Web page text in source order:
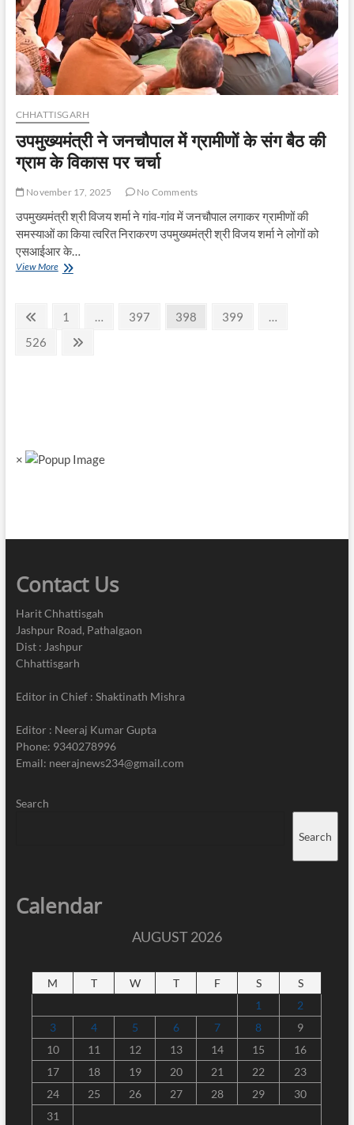
को
मिलेगी
सिंचाई
सुविधा–
उपमुख्यमंत्री
विजय
शर्मा
CHHATTISGARH
उपमुख्यमंत्री ने जनचौपाल में ग्रामीणों के संग बैठ की
ग्राम के विकास पर चर्चा
November 17, 2025 No Comments
उपमुख्यमंत्री श्री विजय शर्मा ने गांव-गांव में जनचौपाल लगाकर ग्रामीणों की
समस्याओं का किया त्वरित निराकरण उपमुख्यमंत्री श्री विजय शर्मा ने लोगों को
एसआईआर के…
View Moreउपमुख्यमंत्री
ग्रामीणों
Posts
pagination
Previous
Page
1 … Page
397 Page
398 Page
399
…
Page
526
Next
×
Contact Us
Harit Chhattisgah
Jashpur Road, Pathalgaon
Dist : Jashpur
Chhattisgarh
Editor in Chief : Shaktinath Mishra
Editor : Neeraj Kumar Gupta
Phone: 9340278996
Email: neerajnews234@gmail.com
Search
Search
Calendar
AUGUST 2026
M T W T F S
S
1
2
3
4 5 6 7 8
9
10
11 12 13 14 15
16
17
18 19 20 21 22
23
24
25 26 27 28 29
30
31